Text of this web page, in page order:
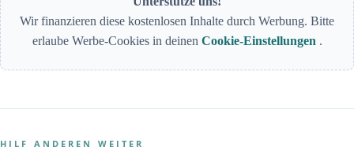
Wir finanzieren diese kostenlosen Inhalte durch Werbung. Bitte
erlaube Werbe-Cookies in deinen Cookie-Einstellungen .
HILF ANDEREN WEITER